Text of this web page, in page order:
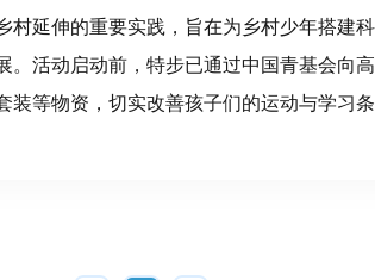
村延伸的重要实践，旨在为乡村少年搭建
。活动启动前，特步已通过中国青基会向
装等物资，切实改善孩子们的运动与学习条